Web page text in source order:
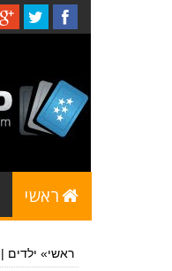
ראשי
ראשי» ילדים |